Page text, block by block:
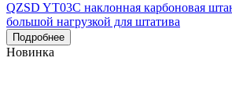
QZSD YT03C наклонная карбоновая
большой нагрузкой для штатива
Подробнее
Новинка